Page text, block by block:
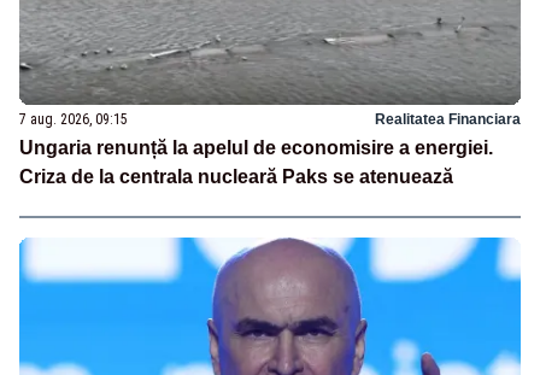
7 aug. 2026, 09:15 Realitatea Financiara
Ungaria renunță la apelul de economisire a energiei.
Criza de la centrala nucleară Paks se atenuează